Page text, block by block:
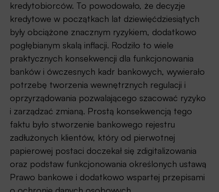
kredytobiorców. To powodowało, że decyzje
kredytowe w początkach lat dziewięćdziesiątych
były obciążone znacznym ryzykiem, dodatkowo
pogłębianym skalą inflacji. Rodziło to wiele
praktycznych konsekwencji dla funkcjonowania
banków i ówczesnych kadr bankowych, wywierało
potrzebę tworzenia wewnętrznych regulacji i
oprzyrządowania pozwalającego szacować ryzyko
i zarządzać zmianą. Prostą konsekwencją tego
faktu było stworzenie bankowego rejestru
zadłużonych klientów, który od pierwotnej
papierowej postaci doczekał się zdigitalizowania
oraz podstaw funkcjonowania określonych ustawą
Prawo bankowe i dodatkowo wspartej przepisami